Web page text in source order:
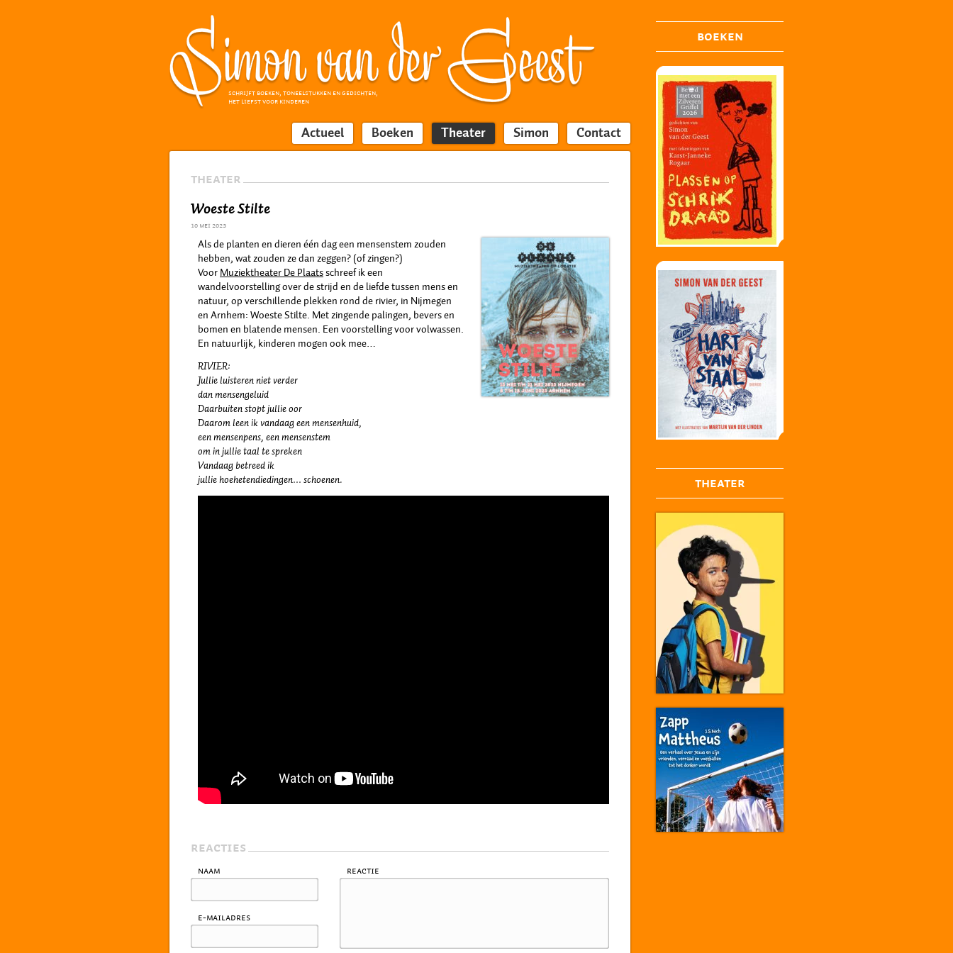
SCHRIJFT BOEKEN, TONEELSTUKKEN EN GEDICHTEN,
HET LIEFST VOOR KINDEREN
Actueel Boeken Theater Simon Contact
THEATER
Woeste Stilte
10 mei 2023
Als de planten en dieren één dag een mensenstem zouden
hebben, wat zouden ze dan zeggen? (of zingen?)
VoorMuziektheater De Plaatsschreef ik een
wandelvoorstelling over de strijd en de liefde tussen mens en
natuur, op verschillende plekken rond de rivier, in Nijmegen
en Arnhem: Woeste Stilte. Met zingende palingen, bevers en
bomen en blatende mensen. Een voorstelling voor volwassen.
En natuurlijk, kinderen mogen ook mee…
RIVIER:
Jullie luisteren niet verder
dan mensengeluid
Daarbuiten stopt jullie oor
Daarom leen ik vandaag een mensenhuid,
een mensenpens, een mensenstem
om in jullie taal te spreken
Vandaag betreed ik
jullie hoehetendiedingen… schoenen.
REACTIES
Naam
E-mailadres
Reactie
BOEKEN
THEATER